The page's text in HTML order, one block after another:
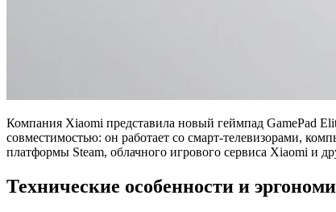
Компания Xiaomi представила новый геймпад GamePad
совместимостью: он работает со смарт-телевизорами,
платформы Steam, облачного игрового сервиса Xiaomi и
Технические особенности и